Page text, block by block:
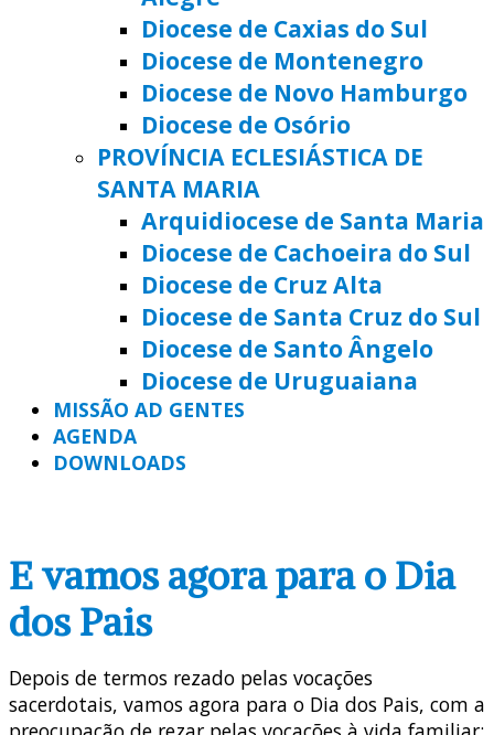
Diocese de Caxias do Sul
Diocese de Montenegro
Diocese de Novo Hamburgo
Diocese de Osório
PROVÍNCIA ECLESIÁSTICA DE
SANTA MARIA
Arquidiocese de Santa Maria
Diocese de Cachoeira do Sul
Diocese de Cruz Alta
Diocese de Santa Cruz do Sul
Diocese de Santo Ângelo
Diocese de Uruguaiana
MISSÃO AD GENTES
AGENDA
DOWNLOADS
E vamos agora para o Dia
dos Pais
Depois de termos rezado pelas vocações
sacerdotais, vamos agora para o Dia dos Pais, com a